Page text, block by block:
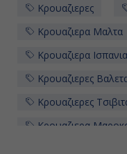
Κρουαζιερες
Κρουαζιερα Μαλτα
Κρουαζιερα Ισπανια
Κρουαζιερες
Κρουαζιερες
Κρουαζιερα